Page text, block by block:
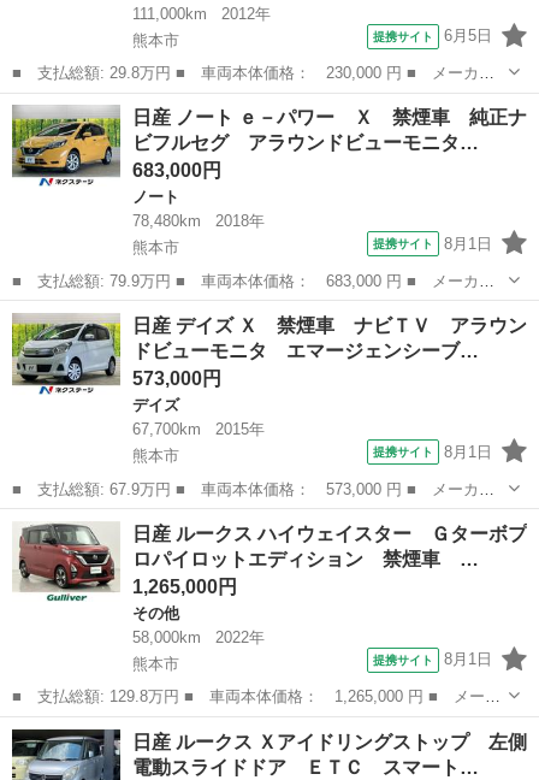
111,000km
2012年
熊本市
提携サイト 6月5日
■ 支払総額: 29.8万円 ■ 車両本体価格： 230,000 円 ■ メーカー
名： 日産 ■ 車種名： ルークス ■ グレード名： ハイウェイス
ター キーレス フルセグ ナビ＆ＴＶ エアバッグ オートマ フ
ル装備 ＨＩ...
熊本 熊本市 その他
日産 ノート ｅ－パワー Ｘ 禁煙車 純正ナ
ビフルセグ アラウンドビューモニタ…
683,000円
ノート
78,480km
2018年
熊本市
提携サイト 8月1日
■ 支払総額: 79.9万円 ■ 車両本体価格： 683,000 円 ■ メーカー
名： 日産 ■ 車種名： ノート ■ グレード名： ｅ－パワー
Ｘ 禁煙車 純正ナビフルセグ アラウンドビューモニタ インテリ
ジェントエマー...
熊本 熊本市 ノート
日産 デイズ Ｘ 禁煙車 ナビＴＶ アラウン
ドビューモニタ エマージェンシーブ…
573,000円
デイズ
67,700km
2015年
熊本市
提携サイト 8月1日
■ 支払総額: 67.9万円 ■ 車両本体価格： 573,000 円 ■ メーカー
名： 日産 ■ 車種名： デイズ ■ グレード名： Ｘ 禁煙車 ナ
ビＴＶ アラウンドビューモニタ エマージェンシーブレーキ スマ
ートキー オ...
熊本 熊本市 デイズ
日産 ルークス ハイウェイスター Ｇターボプ
ロパイロットエディション 禁煙車 …
1,265,000円
その他
58,000km
2022年
熊本市
提携サイト 8月1日
■ 支払総額: 129.8万円 ■ 車両本体価格： 1,265,000 円 ■ メーカ
ー名： 日産 ■ 車種名： ルークス ■ グレード名： ハイウェイ
スター Ｇターボプロパイロットエディション 禁煙車 純正９型ナ
ビ プロ...
熊本 熊本市 その他
日産 ルークス Ｘアイドリングストップ 左側
電動スライドドア ＥＴＣ スマート…